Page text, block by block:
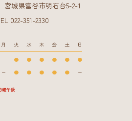
宮城県富谷市明石台5-2-1
022-351-2330
月 火 水 木 金 土 日
ー ● ● ● ● ●
●
ー ● ● ● ● ● ー
曜午後